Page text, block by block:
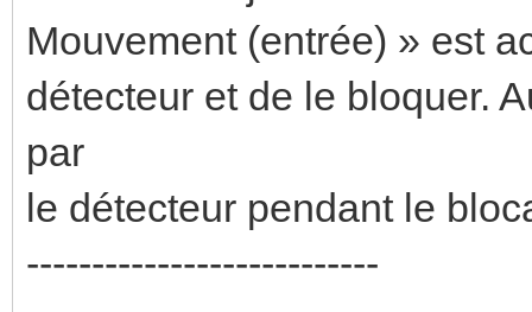
Mouvement (entrée) » est
détecteur et de le bloquer.
par
le détecteur pendant le
---------------------------